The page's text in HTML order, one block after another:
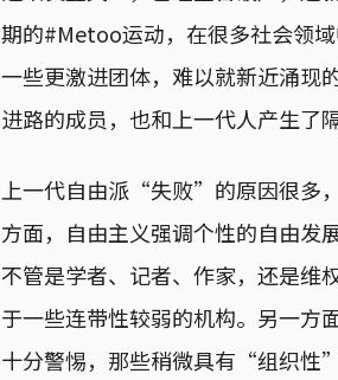
期的#Metoo运动，在很多社会领
一些更激进团体，难以就新近涌现
进路的成员，也和上一代人产生了隔
上一代自由派“失败”的原因很多
方面，自由主义强调个性的自由发
不管是学者、记者、作家，还是维
于一些连带性较弱的机构。另一
十分警惕，那些稍微具有“组织性